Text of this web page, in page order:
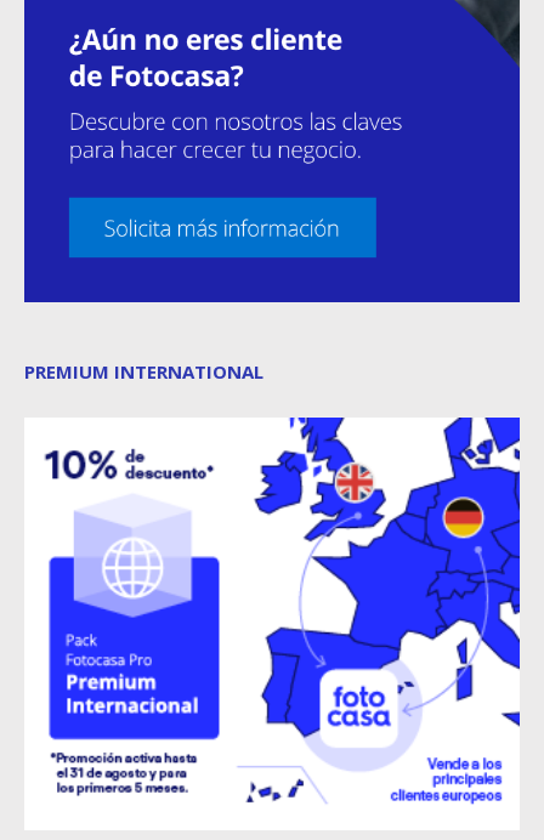
PREMIUM INTERNATIONAL